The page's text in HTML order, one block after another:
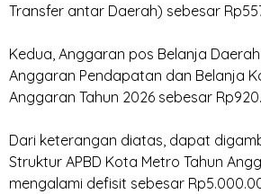
Transfer antar Daerah) sebesar
‎Kedua, Anggaran pos Belanja
Anggaran Pendapatan dan Belanja
Anggaran Tahun 2026 sebesar
‎Dari keterangan diatas, dapat
Struktur APBD Kota Metro Tahun
mengalami defisit sebesar